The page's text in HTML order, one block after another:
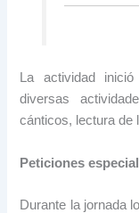
La actividad
diversas
cánticos, lectura de
Peticiones
Durante la jornada